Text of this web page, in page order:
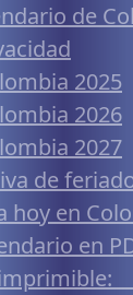
de
2025
2026
2027
de
hoy en
en